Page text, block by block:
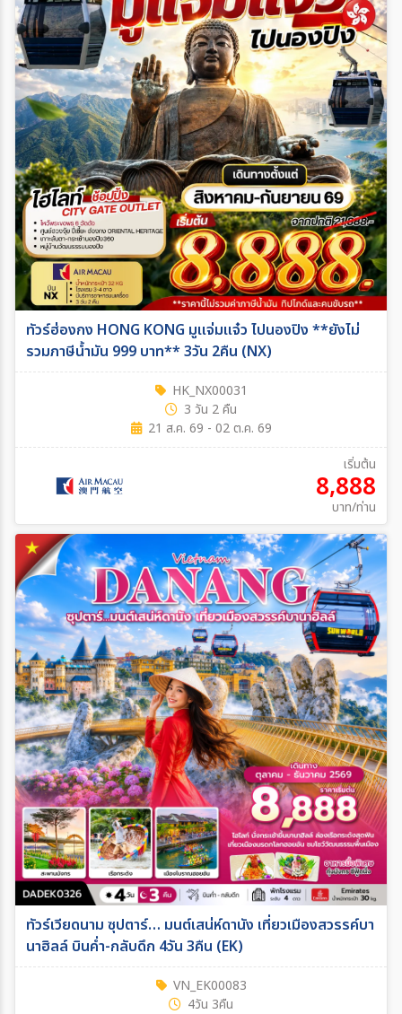
ทัวร์ฮ่องกง HONG KONG มูแจ่มแจ๋ว ไปนองปิง **ยังไม่
รวมภาษีน้ำมัน 999 บาท** 3วัน 2คืน (NX)
HK_NX00031
3 วัน 2 คืน
21 ส.ค. 69 - 02 ต.ค. 69
เริ่มต้น
8,888
บาท/ท่าน
ทัวร์เวียดนาม ซุปตาร์… มนต์เสน่ห์ดานัง เที่ยวเมืองสวรรค์บา
นาฮิลล์ บินค่ำ-กลับดึก 4วัน 3คืน (EK)
VN_EK00083
4วัน 3คืน